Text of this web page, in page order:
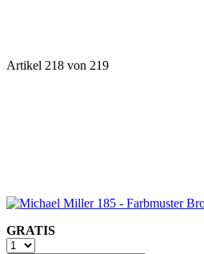
Artikel 218 von 219
GRATIS